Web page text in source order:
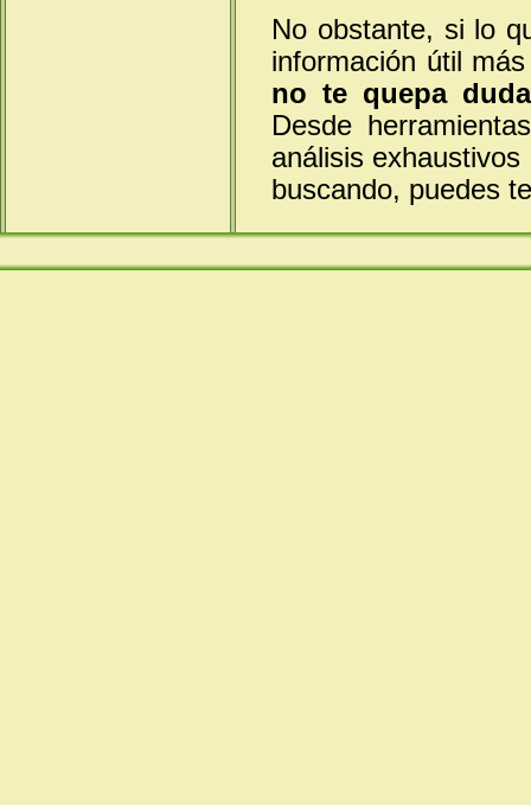
No obstante, si lo
información útil
no te quepa
Desde
análisis
buscando, puedes